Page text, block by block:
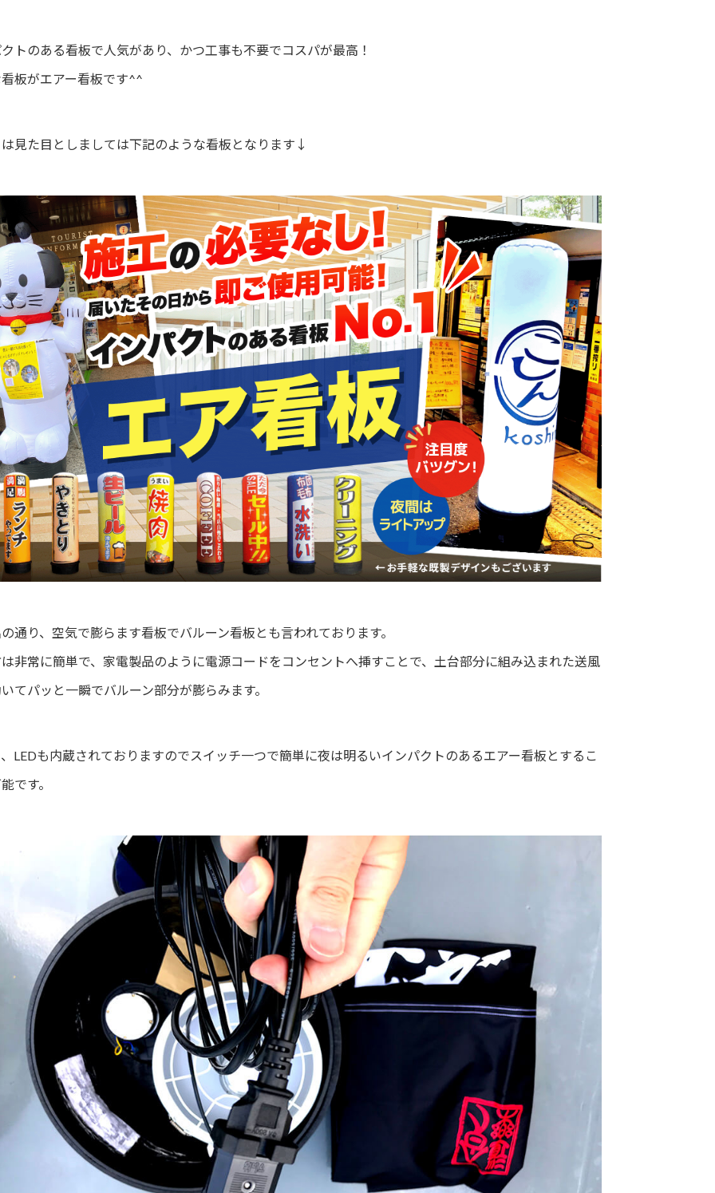
トのある看板で人気があり、かつ工事も不要でコスパが最高！
板がエアー看板です^^
見た目としましては下記のような看板となります↓
通り、空気で膨らます看板でバルーン看板とも言われております。
非常に簡単で、家電製品のように電源コードをコンセントへ挿すことで、土台部分に組み込まれた送風
てパッと一瞬でバルーン部分が膨らみます。
LEDも内蔵されておりますのでスイッチ一つで簡単に夜は明るいインパクトのあるエアー看板とするこ
です。